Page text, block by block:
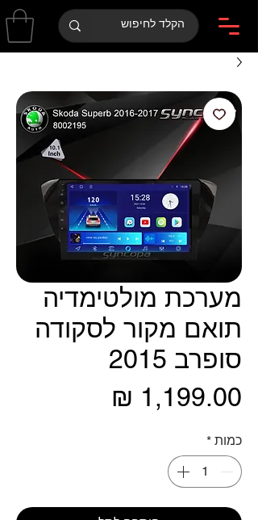
מערכת מולטימדיה
תואם מקור לסקודה
סופרב 2015
כמות *